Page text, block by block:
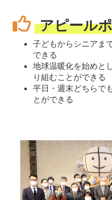
アピール
子どもからシニアま
できる
地球温暖化を始めと
り組むことができる
平日・週末どちらで
とができる